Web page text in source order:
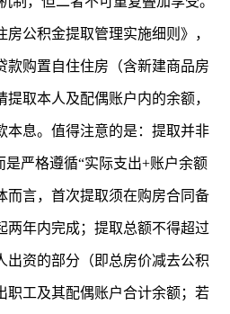
房公积金提取管理实施细则》，
款购置自住住房（含新建商品房
取本人及配偶账户内的余额，
本息。值得注意的是：提取并非
是严格遵循“实际支出+账户余额
而言，首次提取须在购房合同备
两年内完成；提取总额不得超过
出资的部分（即总房价减去公积
职工及其配偶账户合计余额；若